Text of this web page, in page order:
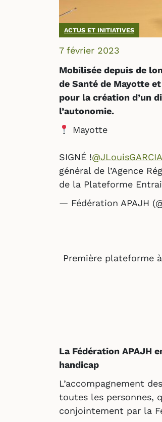
ACTUS ET INITIATIVES
7 février 2023
Mobilisée depuis de
de Santé de Mayotte
pour la création d’un
l’autonomie.
Mayotte
SIGNÉ !@JLouisGARCIA
général de l’Agence
de la Plateforme
— Fédération APAJH
Première plateforme
La Fédération APAJH
handicap
L’accompagnement
toutes les personnes,
conjointement par la